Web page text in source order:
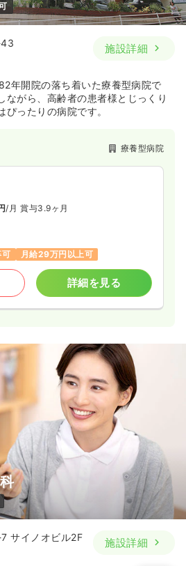
施設詳細
年開院の落ち着いた療養型病院で
ながら、高齢者の患者様とじっくり
ったりの病院です。
療養型病院
/月 賞与3.9ヶ月
可 月給29万円以上可
詳細を見る
サイノオビル2F
施設詳細